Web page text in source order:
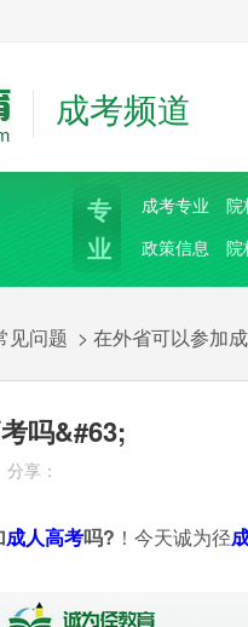
成考频道
专
业
成考专业
院
政策信息
院
见问题 > 在外省可以参加
吗&#63;
分享：
成人高考吗? ！今天诚为径